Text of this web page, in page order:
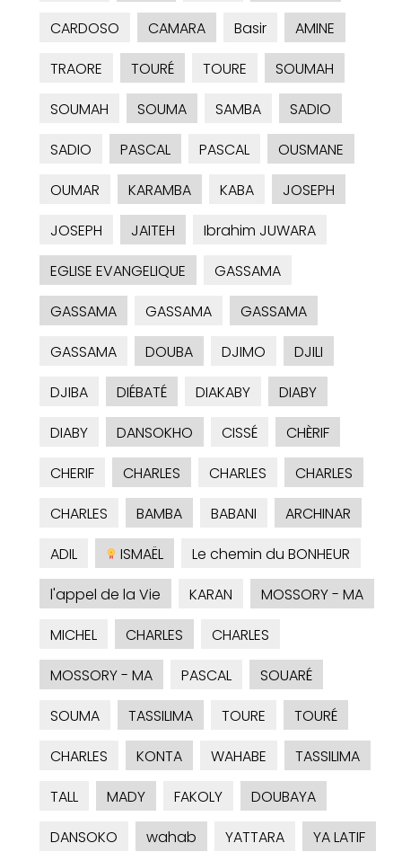
CARDOSO
CAMARA Basir
AMINE
TRAORE
TOURÉ TOURE
SOUMAH
SOUMAH
SOUMA SAMBA
SADIO
SADIO
PASCAL PASCAL
OUSMANE
OUMAR
KARAMBA KABA
JOSEPH
JOSEPH
JAITEH
Ibrahim JUWARA
EGLISE EVANGELIQUE
GASSAMA
GASSAMA
GASSAMA
GASSAMA
GASSAMA
DOUBA DJIMO
DJILI
DJIBA
DIÉBATÉ DIAKABY
DIABY
DIABY
DANSOKHO CISSÉ
CHÈRIF
CHERIF
CHARLES CHARLES
CHARLES
CHARLES
BAMBA BABANI
ARCHINAR
ADIL
ISMAËL
Le chemin du BONHEUR
l'appel de la Vie
KARAN
MOSSORY - MA
MICHEL
CHARLES
CHARLES
MOSSORY - MA
PASCAL
SOUARÉ
SOUMA
TASSILIMA TOURE
TOURÉ
CHARLES
KONTA WAHABE
TASSILIMA
TALL
MADY FAKOLY
DOUBAYA
DANSOKO
wahab YATTARA
YA LATIF